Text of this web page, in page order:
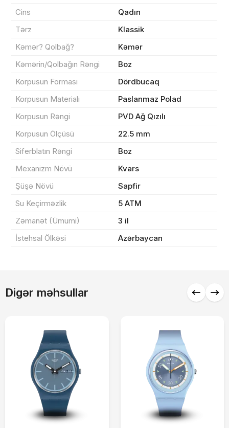
Cins
Qadın
Tərz
Klassik
Kəmər? Qolbağ?
Kəmər
Kəmərin/Qolbağın Rəngi
Boz
Korpusun Forması
Dördbucaq
Korpusun Materialı
Paslanmaz Polad
Korpusun Rəngi
PVD Ağ Qızılı
Korpusun Ölçüsü
22.5 mm
Siferblatın Rəngi
Boz
Mexanizm Növü
Kvars
Şüşə Növü
Sapfir
Su Keçirməzlik
5 ATM
Zəmanət (Ümumi)
3 il
İstehsal Ölkəsi
Azərbaycan
Digər məhsullar
Sifarişin detalları
Məhsul toplam
Endirim
Çatdırılma
Sifarişi rəsmiləşdir